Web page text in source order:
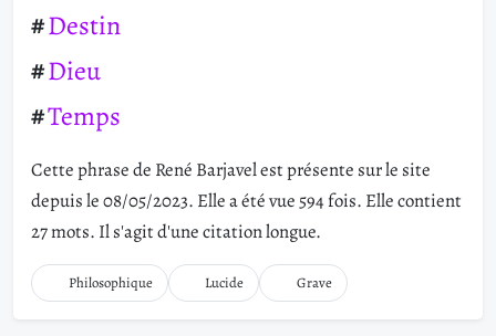
Destin
Dieu
Temps
Cette phrase de René Barjavel est présente sur le site
depuis le 08/05/2023. Elle a été vue 594 fois. Elle contient
27 mots. Il s'agit d'une citation longue.
Philosophique Lucide Grave